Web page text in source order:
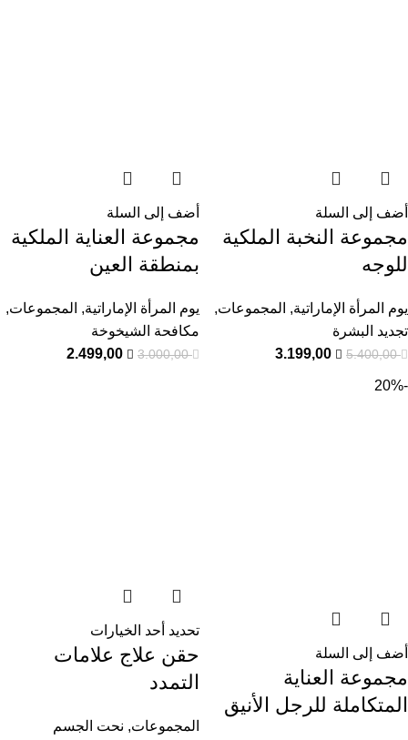
أضف إلى السلة
مجموعة النخبة الملكية
للوجه
يوم المرأة الإماراتية, المجموعات,
تجديد البشرة
5.400,00
3.199,00
أضف إلى السلة
مجموعة العناية الملكية
بمنطقة العين
يوم المرأة الإماراتية, المجموعات,
مكافحة الشيخوخة
3.000,00
2.499,00
-20%
أضف إلى السلة
مجموعة العناية
المتكاملة للرجل الأنيق
تحديد أحد الخيارات
حقن علاج علامات
التمدد
المجموعات, نحت الجسم